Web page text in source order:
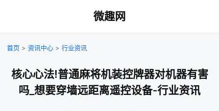
微趣网
首页 > 资讯中心 > 行业资讯
核心心法!普通麻将机装控牌器对机器有害
吗_想要穿墙远距离遥控设备-行业资讯